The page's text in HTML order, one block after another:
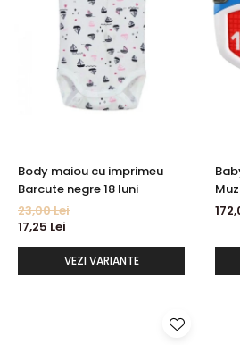
Body maiou cu imprimeu
Barcute negre 18 luni
23,00 Lei
17,25 Lei
VEZI VARIANTE
Baby
Play